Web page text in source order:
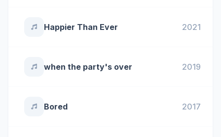
Happier Than Ever 2021
when the party's over 2019
Bored 2017